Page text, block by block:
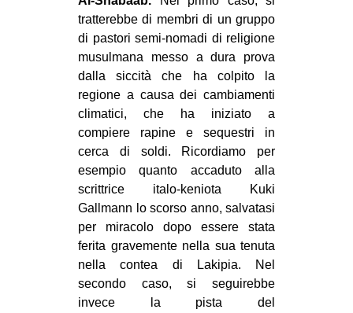
tratterebbe di membri di un gruppo
di pastori semi-nomadi di religione
musulmana messo a dura prova
dalla siccità che ha colpito la
regione a causa dei cambiamenti
climatici, che ha iniziato a
compiere rapine e sequestri in
cerca di soldi. Ricordiamo per
esempio quanto accaduto alla
scrittrice italo-keniota Kuki
Gallmann lo scorso anno, salvatasi
per miracolo dopo essere stata
ferita gravemente nella sua tenuta
nella contea di Lakipia. Nel
secondo caso, si seguirebbe
invece la pista del